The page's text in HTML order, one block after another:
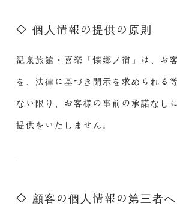
個人情報の提供の原則
温泉旅館・喜楽「懐郷ノ宿」は、お
を、法律に基づき開示を求められる
ない限り、お客様の事前の承諾なし
提供をいたしません。
顧客の個人情報の第三者